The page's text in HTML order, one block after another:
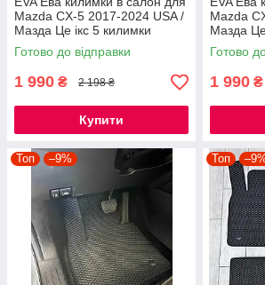
Mazda CX-5 2017-2024 USA /
Мазда Це ікс 5 килимки
Готово до відправки
1 990 ₴ 2 198 ₴
Купити
Mazda
Мазда Це
Готово
1 990 ₴
Топ –9% Топ